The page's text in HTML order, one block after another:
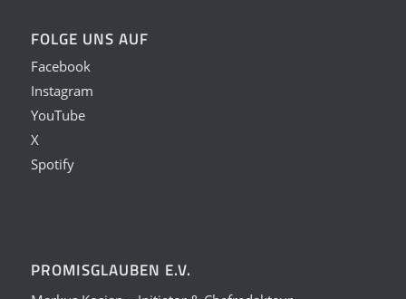
FOLGE UNS AUF
Facebook
Instagram
YouTube
X
Spotify
PROMISGLAUBEN E.V.